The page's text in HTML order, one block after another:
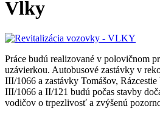
Vlky
Práce budú realizované v polovičnom
uzávierkou. Autobusové zastávky v
III/1066 a zastávky Tomášov,
III/1066 a II/121 budú počas stavby
vodičov o trpezlivosť a zvýšenú